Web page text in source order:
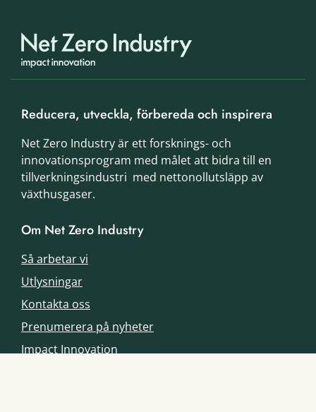
Reducera, utveckla, förbereda och inspirera
Net Zero Industry är ett forsknings- och
innovationsprogram med målet att bidra till en
tillverkningsindustri med nettonollutsläpp av
växthusgaser.
Om Net Zero Industry
Så arbetar vi
Utlysningar
Kontakta oss
Prenumerera på nyheter
Impact Innovation